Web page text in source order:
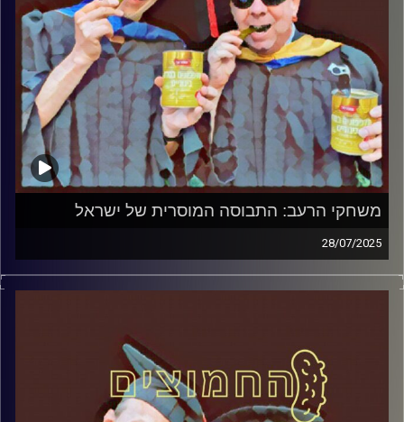
משחקי הרעב: התבוסה המוסרית של ישראל
28/07/2025
המערכת הפוליטית על ספת הפסיכולוג, עם פרופסור בועז בן-
דוד ופרופסור גלעד הירשברגר
קרדיט תמונות:AudioVersity